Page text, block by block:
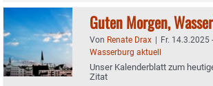
Guten Morgen,
Von Renate Drax | Fr. 14.3.2025
Wasserburg aktuell
Unser Kalenderblatt zum
Zitat